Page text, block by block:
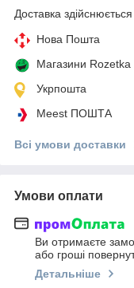
Доставка
Нова Пошта
Магазини Rozetka
Укрпошта
Meest ПОШТА
Всі умови доставки
Умови оплати
Ви отримаєте
або гроші
Детальніше